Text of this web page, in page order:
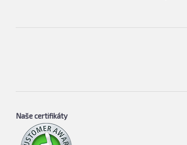
Naše certifikáty